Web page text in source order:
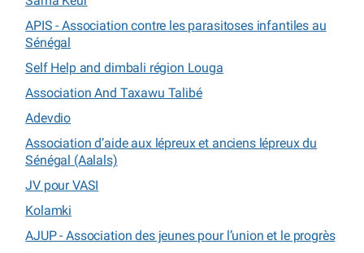
APIS - Association contre les parasitoses infantiles au
Sénégal
Self Help and dimbali région Louga
Association And Taxawu Talibé
Adevdio
Association d’aide aux lépreux et anciens lépreux du
Sénégal (Aalals)
JV pour VASI
Kolamki
AJUP - Association des jeunes pour l’union et le progrès